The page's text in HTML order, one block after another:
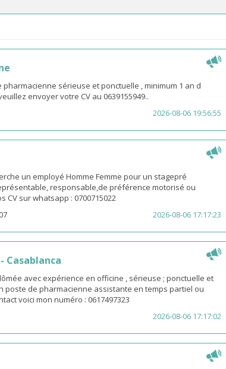
sérieuse et ponctuelle , minimum 1 an d
envoyer votre CV au 0639155949..
2026-08-06 19:56:55
un employé Homme Femme pour un stagepré
responsable,de préférence motorisé ou
CV sur whatsapp : 0700715022
2026-08-06 17:17:23
Casablanca
avec expérience en officine , sérieuse ; ponctuelle et
poste de pharmacienne assistante en temps partiel ou
voici mon numéro : 0617497323
2026-08-06 17:17:02